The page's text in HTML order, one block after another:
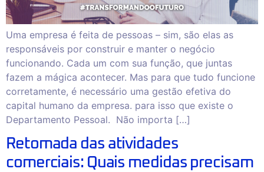
Uma empresa é feita de pessoas – sim, são elas as
responsáveis por construir e manter o negócio
funcionando. Cada um com sua função, que juntas
fazem a mágica acontecer. Mas para que tudo funcione
corretamente, é necessário uma gestão efetiva do
capital humano da empresa. para isso que existe o
Departamento Pessoal. Não importa […]
Retomada das atividades
comerciais: Quais medidas precisam